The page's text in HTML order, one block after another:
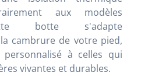
aux modèles
botte s'adapte
cambrure de votre pied,
à celles qui
vivantes et durables.